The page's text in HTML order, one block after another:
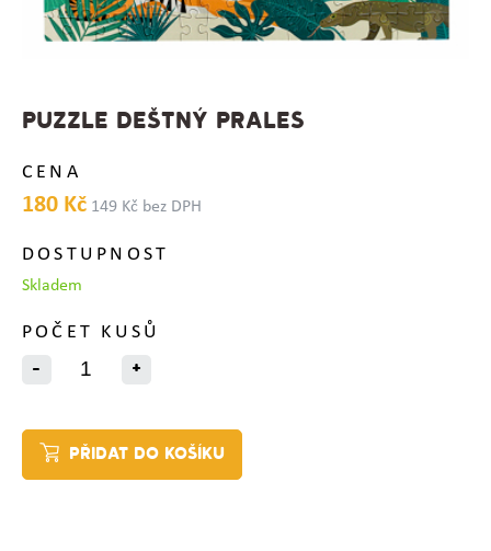
PUZZLE DEŠTNÝ PRALES
CENA
180 Kč 149 Kč bez DPH
DOSTUPNOST
Skladem
POČET KUSŮ
-
+
PŘIDAT DO KOŠÍKU